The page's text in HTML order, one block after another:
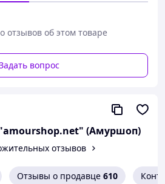
вшиты в подъюбник, а
пышно.
отзывов об этом товаре
вопрос
(Амуршоп)
отзывов
Отзывы о продавце 610